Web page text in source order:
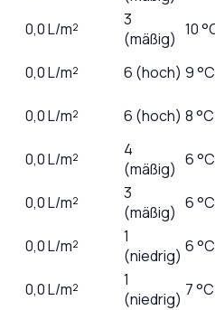
0,0L/m²
3
(mäßig) 10
0,0L/m² 6 (hoch) 9 °C
0,0L/m² 6 (hoch) 8 °C
0,0L/m²
4
(mäßig) 6 °C
0,0L/m²
3
(mäßig) 6 °C
0,0L/m²
1
(niedrig) 6 °C
0,0L/m²
1
(niedrig) 7 °C